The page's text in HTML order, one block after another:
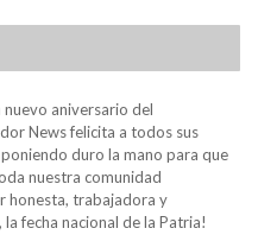
aniversario del
News felicita a todos sus
duro la mano para que
nuestra comunidad
honesta, trabajadora y
fecha nacional de la Patria!